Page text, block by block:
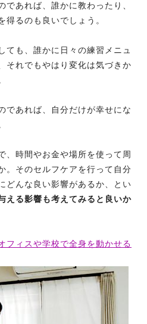
であれば、誰かに教わったり、
得るのも良いでしょう。
ても、誰かに日々の練習メニュ
それでもやはり変化は気づきか
であれば、自分だけが幸せにな
、時間やお金や場所を使って周
。そのセルフケアを行って自分
どんな良い影響があるか、とい
える影響も考えてみると良いか
フィスや学校で全身を動かせる